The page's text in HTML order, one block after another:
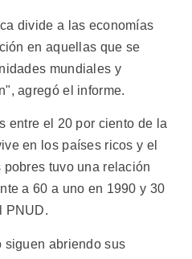
divide a las economías
en aquellas que se
mundiales y
agregó el informe.
entre el 20 por ciento de la
en los países ricos y el
tuvo una relación
a 60 a uno en 1990 y 30
PNUD.
siguen abriendo sus